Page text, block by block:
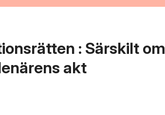
: Särskilt om
akt